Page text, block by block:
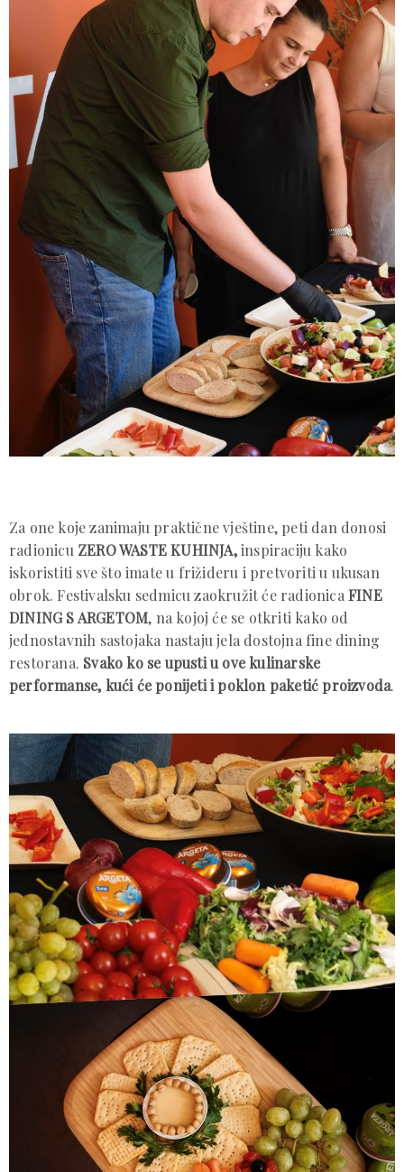
Za one koje zanimaju praktične vještine, peti dan donosi
radionicu ZERO WASTE KUHINJA,inspiraciju kako
iskoristiti sve što imate u frižideru i pretvoriti u ukusan
obrok. Festivalsku sedmicu zaokružit će radionicaFINE
DINING S ARGETOM, na kojoj će se otkriti kako od
jednostavnih sastojaka nastaju jela dostojna fine dining
restorana. Svako ko se upusti u ove kulinarske
performanse, kući će ponijeti i poklon paketić proizvoda.